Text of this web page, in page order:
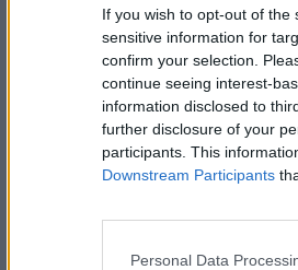
If you wish to opt-out of
sensitive information for
confirm your selection.
continue seeing interest-
information disclosed to
further disclosure of your
participants. This
Downstream Participants
Personal Data